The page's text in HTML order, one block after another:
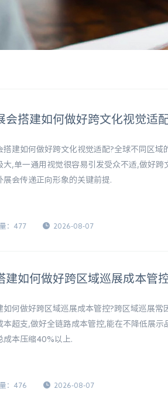
会搭建如何做好跨文化视觉适
搭建如何做好跨文化视觉适配?全球不同区域
大,单一通用视觉很容易引发受众不适,做好跨
展会传递正向形象的关键前提.
：477 2026-08-07
建如何做好跨区域巡展成本管
如何做好跨区域巡展成本管控?跨区域巡展常
本超支,做好全链路成本管控,能在不降低展示
成本压缩40%以上.
：476 2026-08-07